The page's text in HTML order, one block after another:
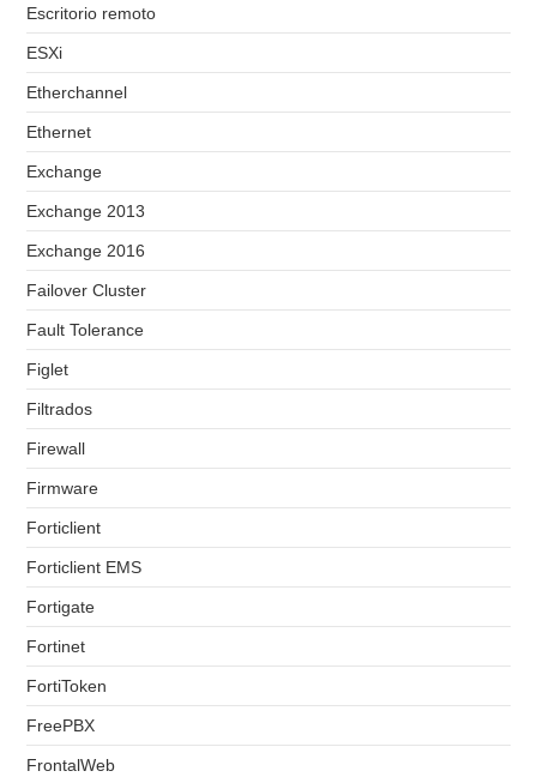
Escritorio remoto
ESXi
Etherchannel
Ethernet
Exchange
Exchange 2013
Exchange 2016
Failover Cluster
Fault Tolerance
Figlet
Filtrados
Firewall
Firmware
Forticlient
Forticlient EMS
Fortigate
Fortinet
FortiToken
FreePBX
FrontalWeb